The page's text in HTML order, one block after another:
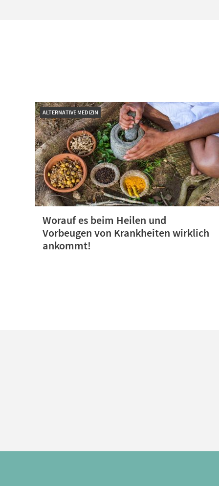
ALTERNATIVE MEDIZIN
Worauf es beim Heilen und
Vorbeugen von Krankheiten wirklich
ankommt!